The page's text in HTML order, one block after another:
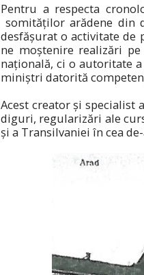
Pentru a respecta
somităților arădene din
desfășurat o activitate de
ne moștenire realizări
națională, ci o autoritate
miniștri datorită
Acest creator și specialist
diguri, regularizări ale
și a Transilvaniei în cea